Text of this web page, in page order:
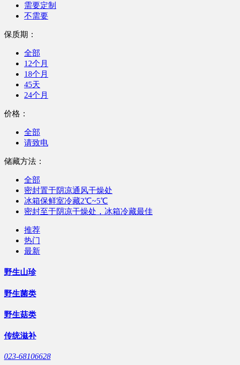
需要定制
不需要
保质期：
全部
12个月
18个月
45天
24个月
价格：
全部
请致电
储藏方法：
全部
密封置于阴凉通风干燥处
冰箱保鲜室冷藏2℃~5℃
密封至于阴凉干燥处，冰箱冷藏最佳
推荐
热门
最新
野生山珍
野生菌类
野生菇类
传统滋补
023-68106628